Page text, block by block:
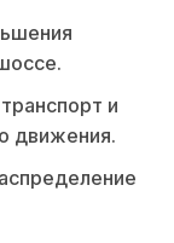
и
движения.